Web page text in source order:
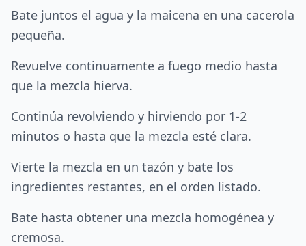
Bate juntos el agua y la maicena en una cacerola
pequeña.
Revuelve continuamente a fuego medio hasta
que la mezcla hierva.
Continúa revolviendo y hirviendo por 1-2
minutos o hasta que la mezcla esté clara.
Vierte la mezcla en un tazón y bate los
ingredientes restantes, en el orden listado.
Bate hasta obtener una mezcla homogénea y
cremosa.